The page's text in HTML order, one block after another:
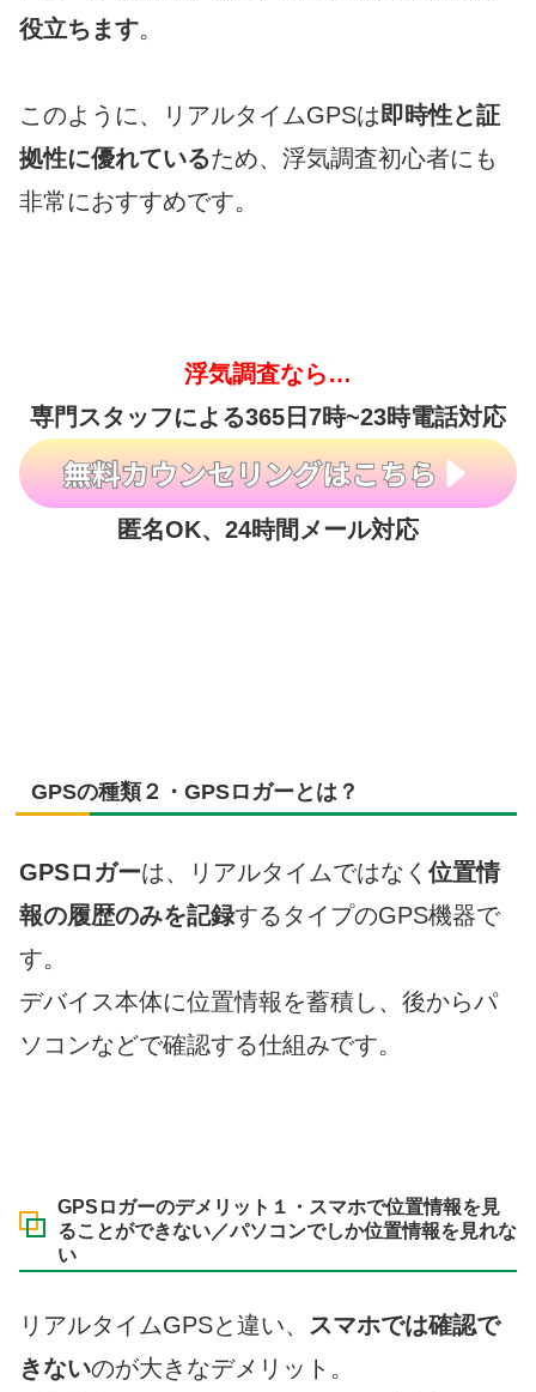
役立ちます。
このように、リアルタイムGPSは即時性と証
拠性に優れているため、浮気調査初心者にも
非常におすすめです。
浮気調査なら…
専門スタッフによる365日7時~23時電話対応
匿名OK、24時間メール対応
GPSの種類２・GPSロガーとは？
GPSロガーは、リアルタイムではなく 位置情
報の履歴のみを記録するタイプのGPS機器で
す。
デバイス本体に位置情報を蓄積し、後からパ
ソコンなどで確認する仕組みです。
GPSロガーのデメリット１・スマホで位置情報を見
ることができない／パソコンでしか位置情報を見れな
い
リアルタイムGPSと違い、 スマホでは確認で
きないのが大きなデメリット。